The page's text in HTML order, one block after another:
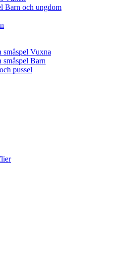
Barn och ungdom
småspel Vuxna
småspel Barn
pussel